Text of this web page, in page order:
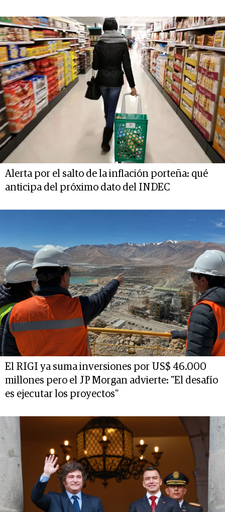
Alerta por el salto de la inflación porteña: qué
anticipa del próximo dato del INDEC
El RIGI ya suma inversiones por US$ 46.000
millones pero el JP Morgan advierte: "El desafío
es ejecutar los proyectos"